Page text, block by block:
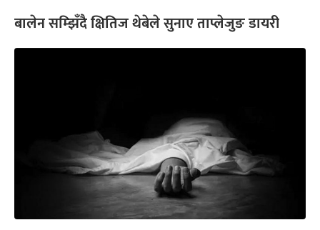
बालेन सम्झिँदै क्षितिज थेबेले सुनाए ताप्लेजुङ डायरी